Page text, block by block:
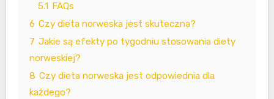
5.1
FAQs
6 Czy dieta norweska jest skuteczna?
7 Jakie są efekty po tygodniu stosowania diety
norweskiej?
8 Czy dieta norweska jest odpowiednia dla
każdego?